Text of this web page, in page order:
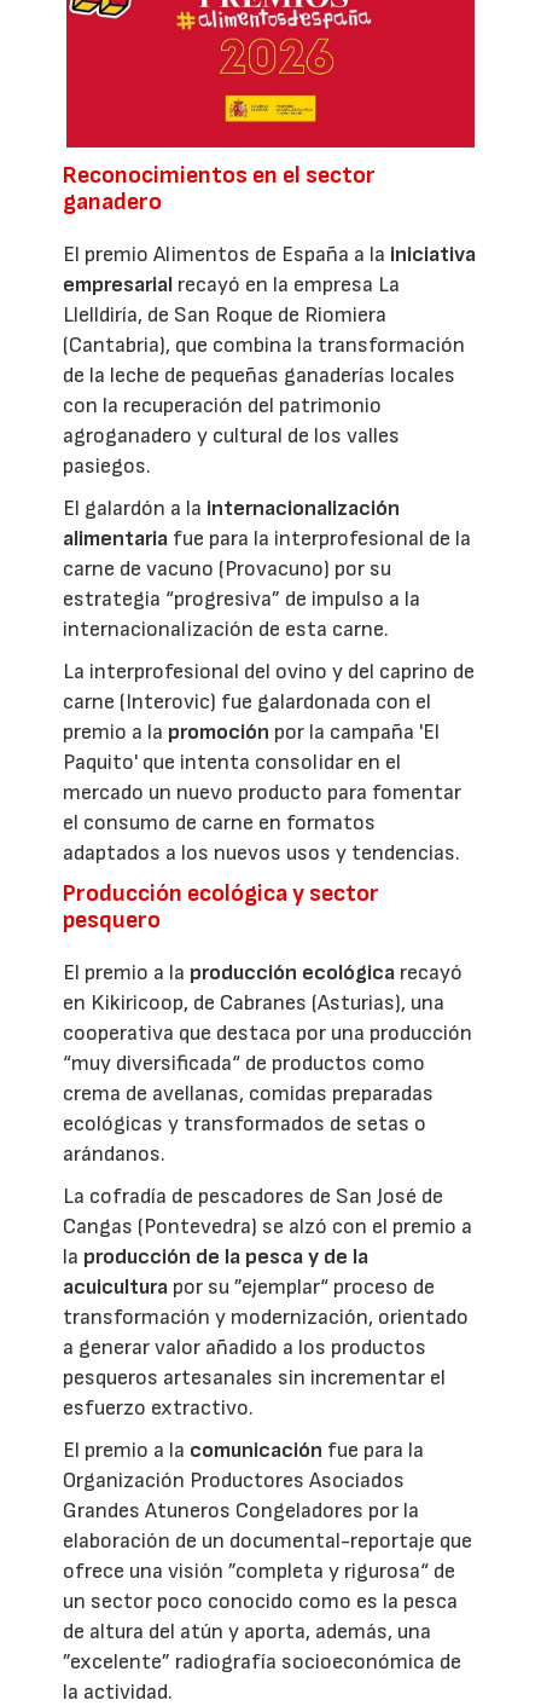
Reconocimientos en el sector
ganadero
El premio Alimentos de España a la iniciativa
empresarial recayó en la empresa La
Llelldiría, de San Roque de Riomiera
(Cantabria), que combina la transformación
de la leche de pequeñas ganaderías locales
con la recuperación del patrimonio
agroganadero y cultural de los valles
pasiegos.
El galardón a la internacionalización
alimentaria fue para la interprofesional de la
carne de vacuno (Provacuno) por su
estrategia “progresiva” de impulso a la
internacionalización de esta carne.
La interprofesional del ovino y del caprino de
carne (Interovic) fue galardonada con el
premio a la promoción por la campaña 'El
Paquito' que intenta consolidar en el
mercado un nuevo producto para fomentar
el consumo de carne en formatos
adaptados a los nuevos usos y tendencias.
Producción ecológica y sector
pesquero
El premio a la producción ecológica recayó
en Kikiricoop, de Cabranes (Asturias), una
cooperativa que destaca por una producción
“muy diversificada“ de productos como
crema de avellanas, comidas preparadas
ecológicas y transformados de setas o
arándanos.
La cofradía de pescadores de San José de
Cangas (Pontevedra) se alzó con el premio a
la producción de la pesca y de la
acuicultura por su ”ejemplar“ proceso de
transformación y modernización, orientado
a generar valor añadido a los productos
pesqueros artesanales sin incrementar el
esfuerzo extractivo.
El premio a la comunicación fue para la
Organización Productores Asociados
Grandes Atuneros Congeladores por la
elaboración de un documental-reportaje que
ofrece una visión ”completa y rigurosa“ de
un sector poco conocido como es la pesca
de altura del atún y aporta, además, una
”excelente” radiografía socioeconómica de
la actividad.